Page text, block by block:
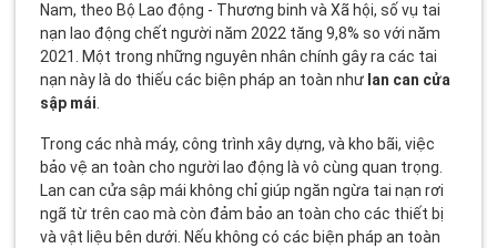
Nam, theo Bộ Lao động - Thương binh và Xã hội, số vụ tai
nạn lao động chết người năm 2022 tăng 9,8% so với năm
2021. Một trong những nguyên nhân chính gây ra các tai
nạn này là do thiếu các biện pháp an toàn như lan can cửa
sập mái
Trong các nhà máy, công trình xây dựng, và kho bãi, việc
bảo vệ an toàn cho người lao động là vô cùng quan trọng.
Lan can cửa sập mái không chỉ giúp ngăn ngừa tai nạn rơi
ngã từ trên cao mà còn đảm bảo an toàn cho các thiết bị
và vật liệu bên dưới. Nếu không có các biện pháp an toàn